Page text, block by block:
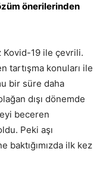
önerilerinden
Kovid-19 ile çevrili.
tartışma konuları ile
bir süre daha
dışı dönemde
beceren
Peki aşı
baktığımızda ilk kez